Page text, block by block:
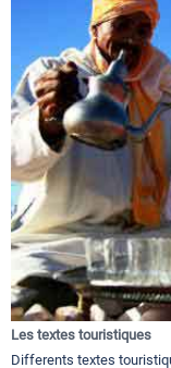
Les textes touristiques
Differents textes